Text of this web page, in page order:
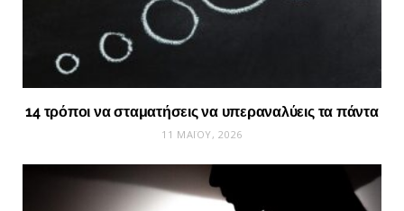
14 τρόποι να σταματήσεις να υπεραναλύεις τα πάντα
11 ΜΑΪ́ΟΥ, 2026